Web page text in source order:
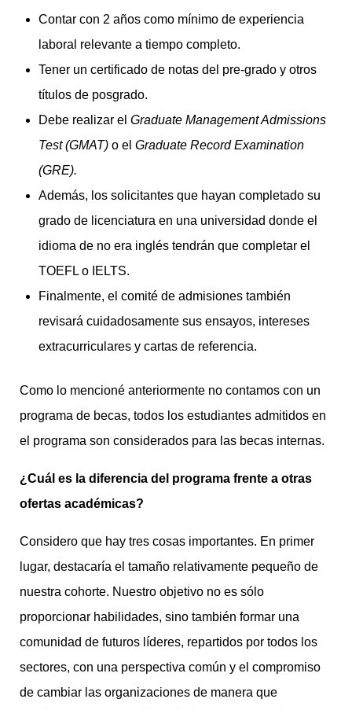
Contar con 2 años como mínimo de experiencia
laboral relevante a tiempo completo.
Tener un certificado de notas del pre-grado y otros
títulos de posgrado.
Debe realizar el Graduate Management Admissions
Test (GMAT) o el Graduate Record Examination
(GRE).
Además, los solicitantes que hayan completado su
grado de licenciatura en una universidad donde el
idioma de no era inglés tendrán que completar el
TOEFL o IELTS.
Finalmente, el comité de admisiones también
revisará cuidadosamente sus ensayos, intereses
extracurriculares y cartas de referencia.
Como lo mencioné anteriormente no contamos con un
programa de becas, todos los estudiantes admitidos en
el programa son considerados para las becas internas.
¿Cuál es la diferencia del programa frente a otras
ofertas académicas?
Considero que hay tres cosas importantes. En primer
lugar, destacaría el tamaño relativamente pequeño de
nuestra cohorte. Nuestro objetivo no es sólo
proporcionar habilidades, sino también formar una
comunidad de futuros líderes, repartidos por todos los
sectores, con una perspectiva común y el compromiso
de cambiar las organizaciones de manera que